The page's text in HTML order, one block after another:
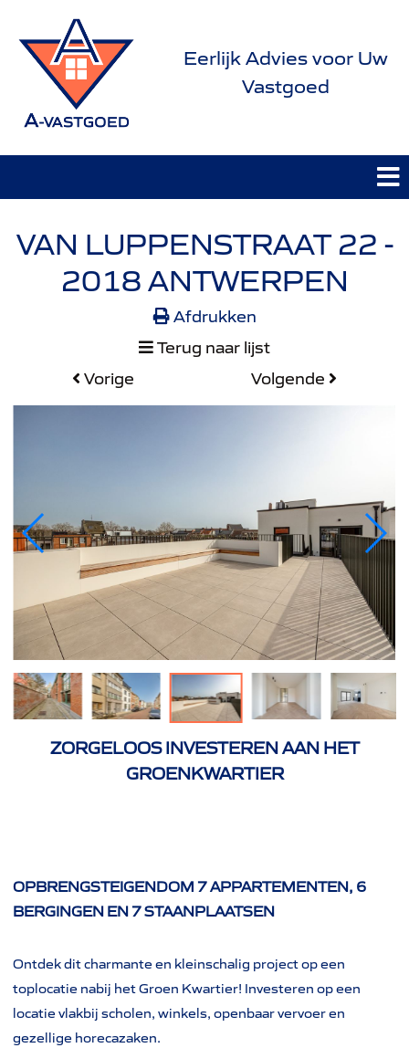
Eerlijk Advies voor Uw
Vastgoed
VAN LUPPENSTRAAT 22 -
2018 ANTWERPEN
Afdrukken
Terug naar lijst
Vorige
Volgende
ZORGELOOS INVESTEREN AAN HET
GROENKWARTIER
OPBRENGSTEIGENDOM 7 APPARTEMENTEN, 6
BERGINGEN EN 7 STAANPLAATSEN
Ontdek dit charmante en kleinschalig project op een
toplocatie nabij het Groen Kwartier! Investeren op een
locatie vlakbij scholen, winkels, openbaar vervoer en
gezellige horecazaken.